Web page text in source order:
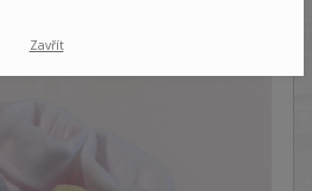
Zavřít